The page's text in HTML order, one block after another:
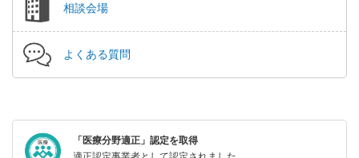
相談会場
よくある質問
「医療分野適正」認定を取得